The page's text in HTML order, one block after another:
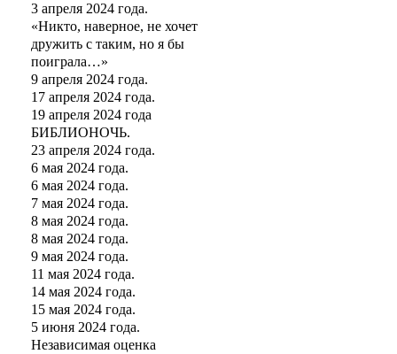
3 апреля 2024 года.
«Никто, наверное, не хочет
дружить с таким, но я бы
поиграла…»
9 апреля 2024 года.
17 апреля 2024 года.
19 апреля 2024 года
БИБЛИОНОЧЬ.
23 апреля 2024 года.
6 мая 2024 года.
6 мая 2024 года.
7 мая 2024 года.
8 мая 2024 года.
8 мая 2024 года.
9 мая 2024 года.
11 мая 2024 года.
14 мая 2024 года.
15 мая 2024 года.
5 июня 2024 года.
Независимая оценка